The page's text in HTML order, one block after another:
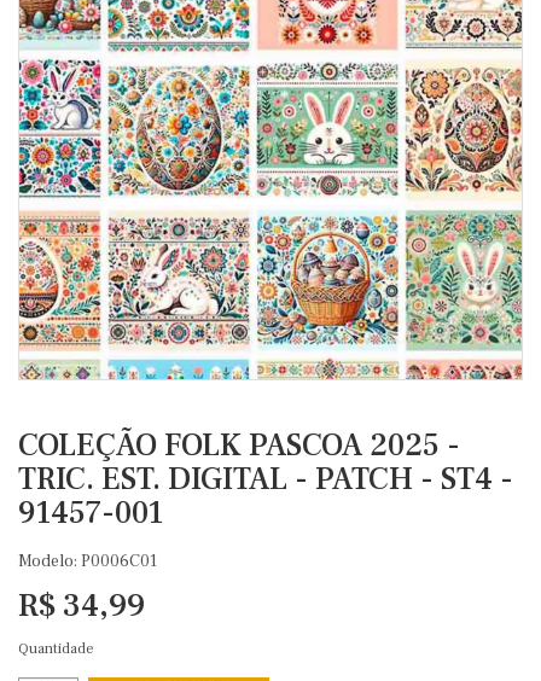
COLEÇÃO FOLK PASCOA 2025 -
TRIC. EST. DIGITAL - PATCH - ST4 -
91457-001
Modelo: P0006C01
R$ 34,99
Quantidade